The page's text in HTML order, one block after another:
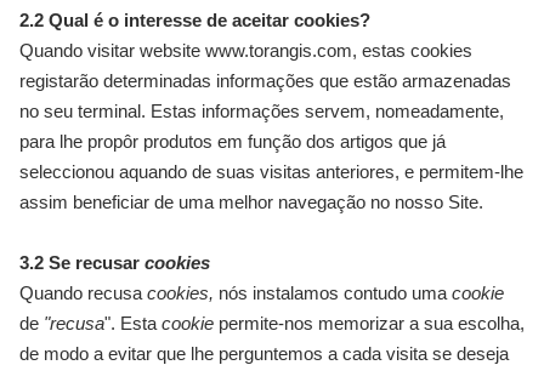
2.2 Qual é o interesse de aceitar cookies?
Quando visitar website www.torangis.com, estas cookies
registarão determinadas informações que estão armazenadas
no seu terminal. Estas informações servem, nomeadamente,
para lhe propôr produtos em função dos artigos que já
seleccionou aquando de suas visitas anteriores, e permitem-lhe
assim beneficiar de uma melhor navegação no nosso Site.
3.2 Se recusar cookies
Quando recusa cookies, nós instalamos contudo uma cookie
de "recusa". Esta cookie permite-nos memorizar a sua escolha,
de modo a evitar que lhe perguntemos a cada visita se deseja